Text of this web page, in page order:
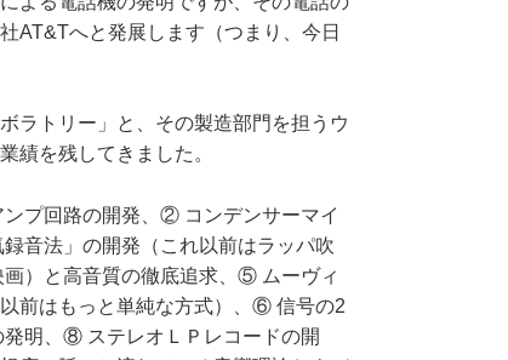
AT&Tへと発展します（つまり、今日
ラトリー」と、その製造部門を担うウ
績を残してきました。
プ回路の開発、② コンデンサーマイ
音法」の開発（これ以前はラッパ吹
）と高音質の徹底追求、⑤ ムーヴィ
前はもっと単純な方式）、⑥ 信号の2
明、⑧ ステレオＬＰレコードの開